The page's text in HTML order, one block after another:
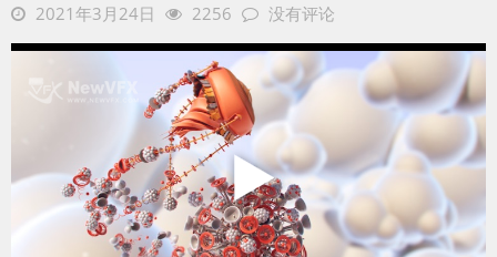
2021年3月24日 2256 没有评论